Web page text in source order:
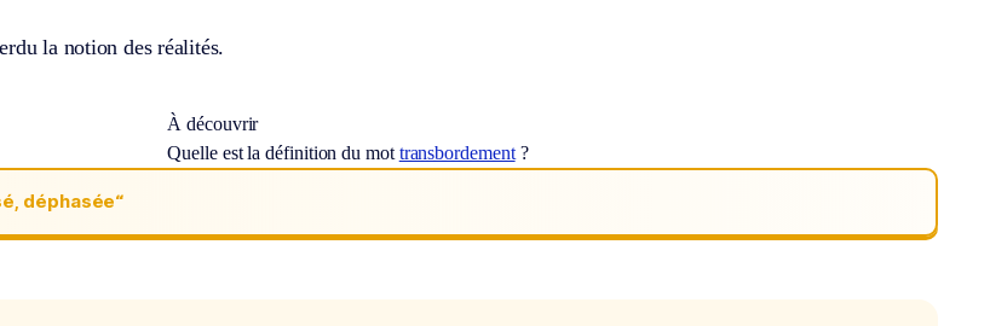
la notion des réalités.
À découvrir
Quelle est la définition du mot transbordement?
déphasée“